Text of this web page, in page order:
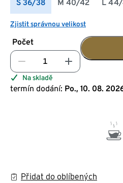
S 36/38 M 40/42 L
Zjistit správnou velikost
Počet
Na skladě
termín dodání: Po., 10. 08.
Přidat do oblíbených